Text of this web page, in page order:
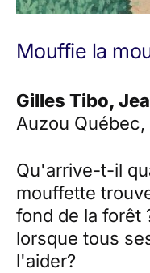
Mouffie la
Gilles Tibo,
Auzou Québec,
Qu'arrive-t-il
mouffette
fond de la forêt
lorsque tous
l'aider?